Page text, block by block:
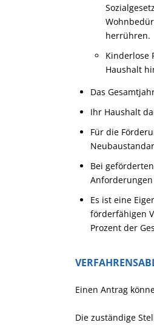
Wo
herrühren.
Kinderlose
Haushalt
Das
Ihr Haushalt
Für die
Bei
Anforderungen
Es ist eine
förderfähigen
Prozentder
Einen Antrag
Die zuständige